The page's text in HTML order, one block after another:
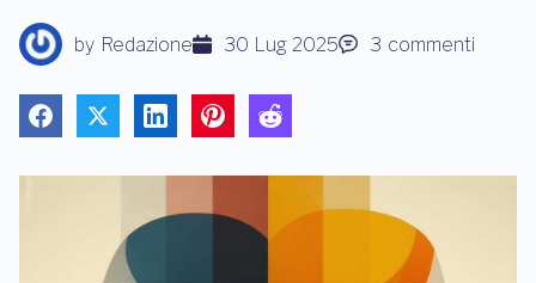
by Redazione 30 Lug 2025 3 commenti